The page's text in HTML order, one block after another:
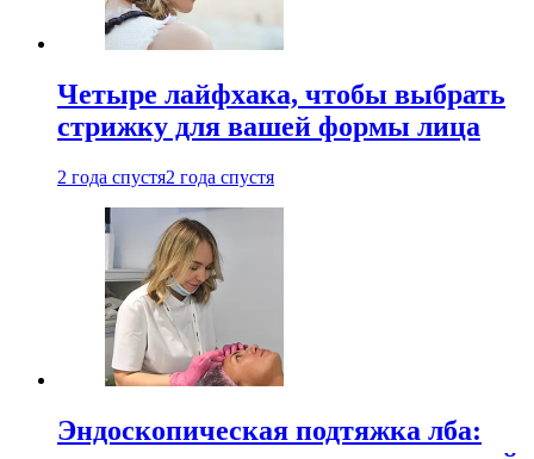
Четыре лайфхака, чтобы выбрать
стрижку для вашей формы лица
2 года спустя2 года спустя
Эндоскопическая подтяжка лба: